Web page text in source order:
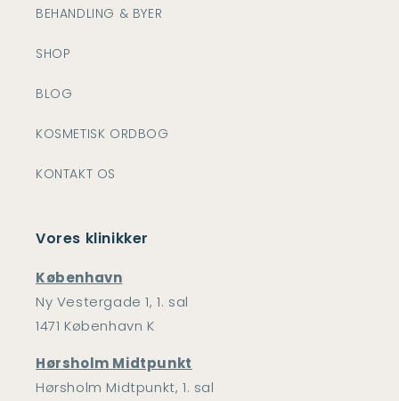
BEHANDLING & BYER
SHOP
BLOG
KOSMETISK ORDBOG
KONTAKT OS
Vores klinikker
København
Ny Vestergade 1, 1. sal
1471 København K
Hørsholm Midtpunkt
Hørsholm Midtpunkt, 1. sal